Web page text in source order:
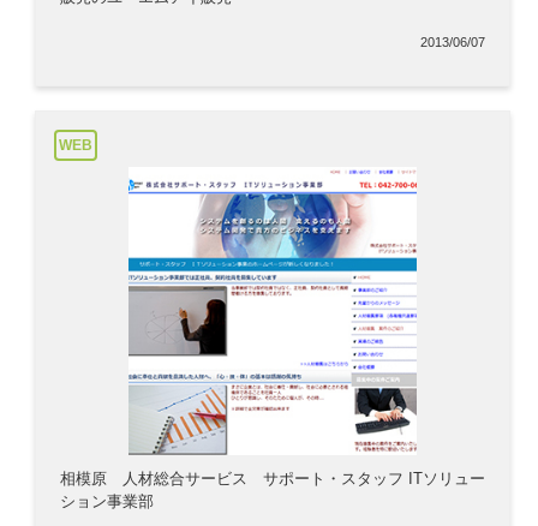
2013/06/07
WEB
相模原 人材総合サービス サポート・スタッフ ITソリュー
ション事業部